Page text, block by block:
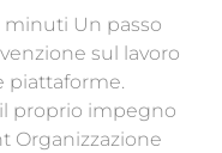
minuti Un passo
sul lavoro
piattaforme.
proprio impegno
Organizzazione